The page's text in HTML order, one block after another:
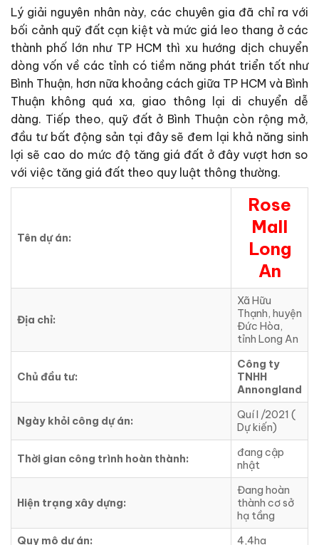
Lý giải nguyên nhân này, các chuyên gia đã chỉ ra với
bối cảnh quỹ đất cạn kiệt và mức giá leo thang ở các
thành phố lớn như TP HCM thì xu hướng dịch chuyển
dòng vốn về các tỉnh có tiềm năng phát triển tốt như
Bình Thuận, hơn nữa khoảng cách giữa TP HCM và Bình
Thuận không quá xa, giao thông lại di chuyển dễ
dàng. Tiếp theo, quỹ đất ở Bình Thuận còn rộng mở,
đầu tư bất động sản tại đây sẽ đem lại khả năng sinh
lợi sẽ cao do mức độ tăng giá đất ở đây vượt hơn so
với việc tăng giá đất theo quy luật thông thường.
Tên dự án:
Rose
Mall
Long
An
Địa chỉ:
Xã Hữu
Thạnh, huyện
Đức Hòa,
tỉnh Long An
Chủ đầu tư:
Công ty
TNHH
Annongland
Ngày khỏi công dự án:
Quí I /2021 (
Dự kiến)
Thời gian công trình hoàn thành:
đang cập
nhật
Hiện trạng xây dựng:
Đang hoàn
thành cơ sở
hạ tầng
Quy mô dự án:
4,4ha